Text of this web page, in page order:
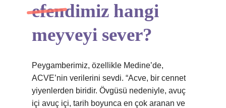
efendimiz hangi
meyveyi sever?
Peygamberimiz, özellikle Medine’de,
ACVE’nin verilerini sevdi. “Acve, bir cennet
yiyenlerden biridir. Övgüsü nedeniyle, avuç
içi avuç içi, tarih boyunca en çok aranan ve